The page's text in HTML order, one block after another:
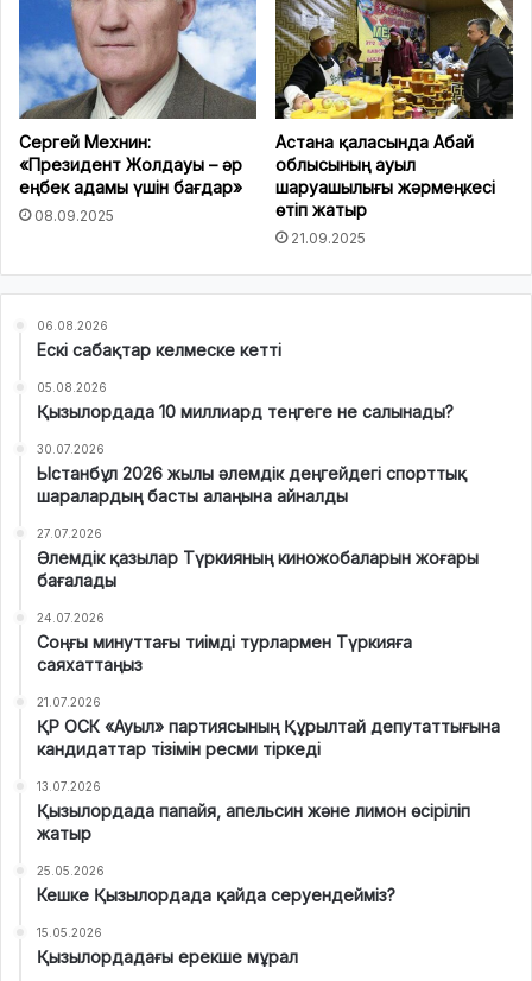
Сергей Мехнин:
«Президент Жолдауы – әр
еңбек адамы үшін бағдар»
08.09.2025
Астана қаласында Абай
облысының ауыл
шаруашылығы жәрмеңкесі
өтіп жатыр
21.09.2025
06.08.2026
Ескі сабақтар келмеске кетті
05.08.2026
Қызылордада 10 миллиард теңгеге не салынады?
30.07.2026
Ыстанбұл 2026 жылы әлемдік деңгейдегі спорттық
шаралардың басты алаңына айналды
27.07.2026
Әлемдік қазылар Түркияның киножобаларын жоғары
бағалады
24.07.2026
Соңғы минуттағы тиімді турлармен Түркияға
саяхаттаңыз
21.07.2026
ҚР ОСК «Ауыл» партиясының Құрылтай депутаттығына
кандидаттар тізімін ресми тіркеді
13.07.2026
Қызылордада папайя, апельсин және лимон өсіріліп
жатыр
25.05.2026
Кешке Қызылордада қайда серуендейміз?
15.05.2026
Қызылордадағы ерекше мұрал